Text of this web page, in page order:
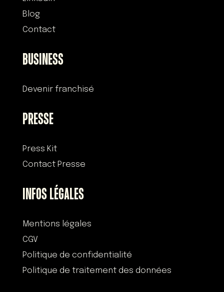
Blog
Contact
BUSINESS
Devenir franchisé
PRESSE
Press Kit
Contact Presse
INFOS LÉGALES
Mentions légales
CGV
Politique de confidentialité
Politique de traitement des données